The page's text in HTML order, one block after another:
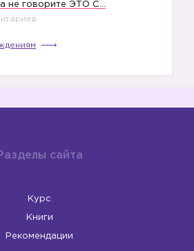
сайта
Курс
Книги
Рекомендации